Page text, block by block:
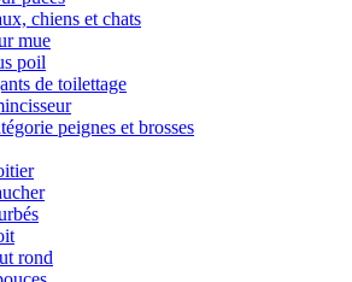
chiens et chats
mue
poil
de toilettage
peignes et brosses
rond